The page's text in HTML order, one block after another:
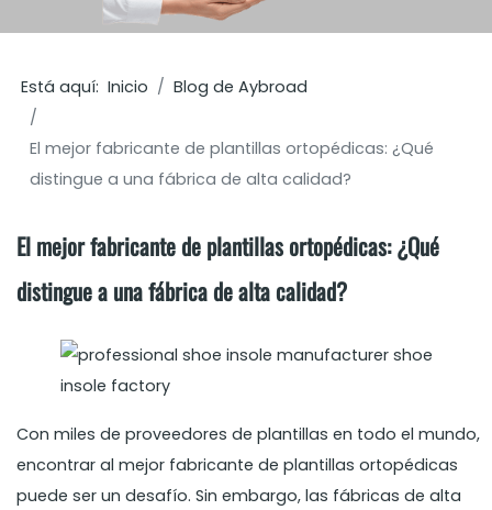
Está aquí:Inicio Blog de Aybroad
El mejor fabricante de plantillas ortopédicas: ¿Qué
distingue a una fábrica de alta calidad?
El mejor fabricante de plantillas ortopédicas: ¿Qué
distingue a una fábrica de alta calidad?
Con miles de proveedores de plantillas en todo el mundo,
encontrar al mejor fabricante de plantillas ortopédicas
puede ser un desafío. Sin embargo, las fábricas de alta